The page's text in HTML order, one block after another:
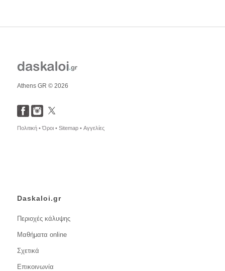
Athens GR © 2026
Πολιτική •Όροι • Sitemap • Αγγελίες
Daskaloi.gr
Περιοχές κάλυψης
Μαθήματα online
Σχετικά
Επικοινωνία